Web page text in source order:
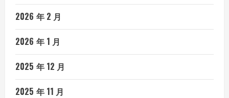
2026 年 2 月
2026 年 1 月
2025 年 12 月
2025 年 11 月